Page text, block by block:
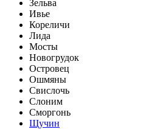
Зельва
Ивье
Кореличи
Лида
Мосты
Новогрудок
Островец
Ошмяны
Свислочь
Слоним
Сморгонь
Щучин